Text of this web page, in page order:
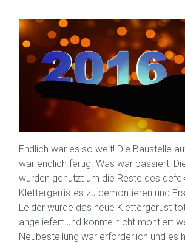
Endlich war es so weit! Die Baustelle
war endlich fertig. Was war passiert:
wurden genutzt um die Reste des
Klettergerüstes zu demontieren und
Leider wurde das neue Klettergerüst
angeliefert und konnte nicht montiert
Neubestellung war erforderlich und es